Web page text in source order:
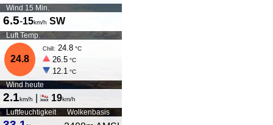
Wind 15 Min.
6.5-15km/h SW
Luft Temp.
24.8
Chill: 24.8 °C
26.5 °C
12.1 °C
Wind heute
2.1km/h 19km/h
Luftfeuchtigkeit Wolkenbasis